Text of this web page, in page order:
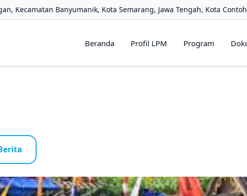
Kecamatan Banyumanik, Kota Semarang, Jawa Tengah, Kota Contoh
Beranda Profil LPM Program